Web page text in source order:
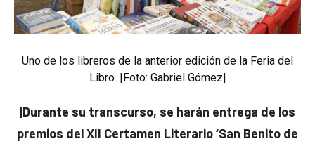
Uno de los libreros de la anterior edición de la Feria del
Libro. |Foto: Gabriel Gómez|
|Durante su transcurso, se harán entrega de los
premios del XII Certamen Literario ‘San Benito de